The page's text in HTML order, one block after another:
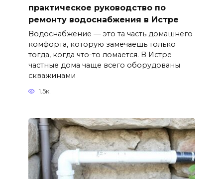
практическое руководство по
ремонту водоснабжения в Истре
Водоснабжение — это та часть домашнего
комфорта, которую замечаешь только
тогда, когда что-то ломается. В Истре
частные дома чаще всего оборудованы
скважинами
1.5к.